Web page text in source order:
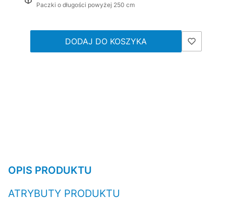
Paczki o długości powyżej 250 cm
DODAJ DO KOSZYKA
OPIS PRODUKTU
ATRYBUTY PRODUKTU